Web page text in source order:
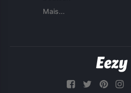
Mais...